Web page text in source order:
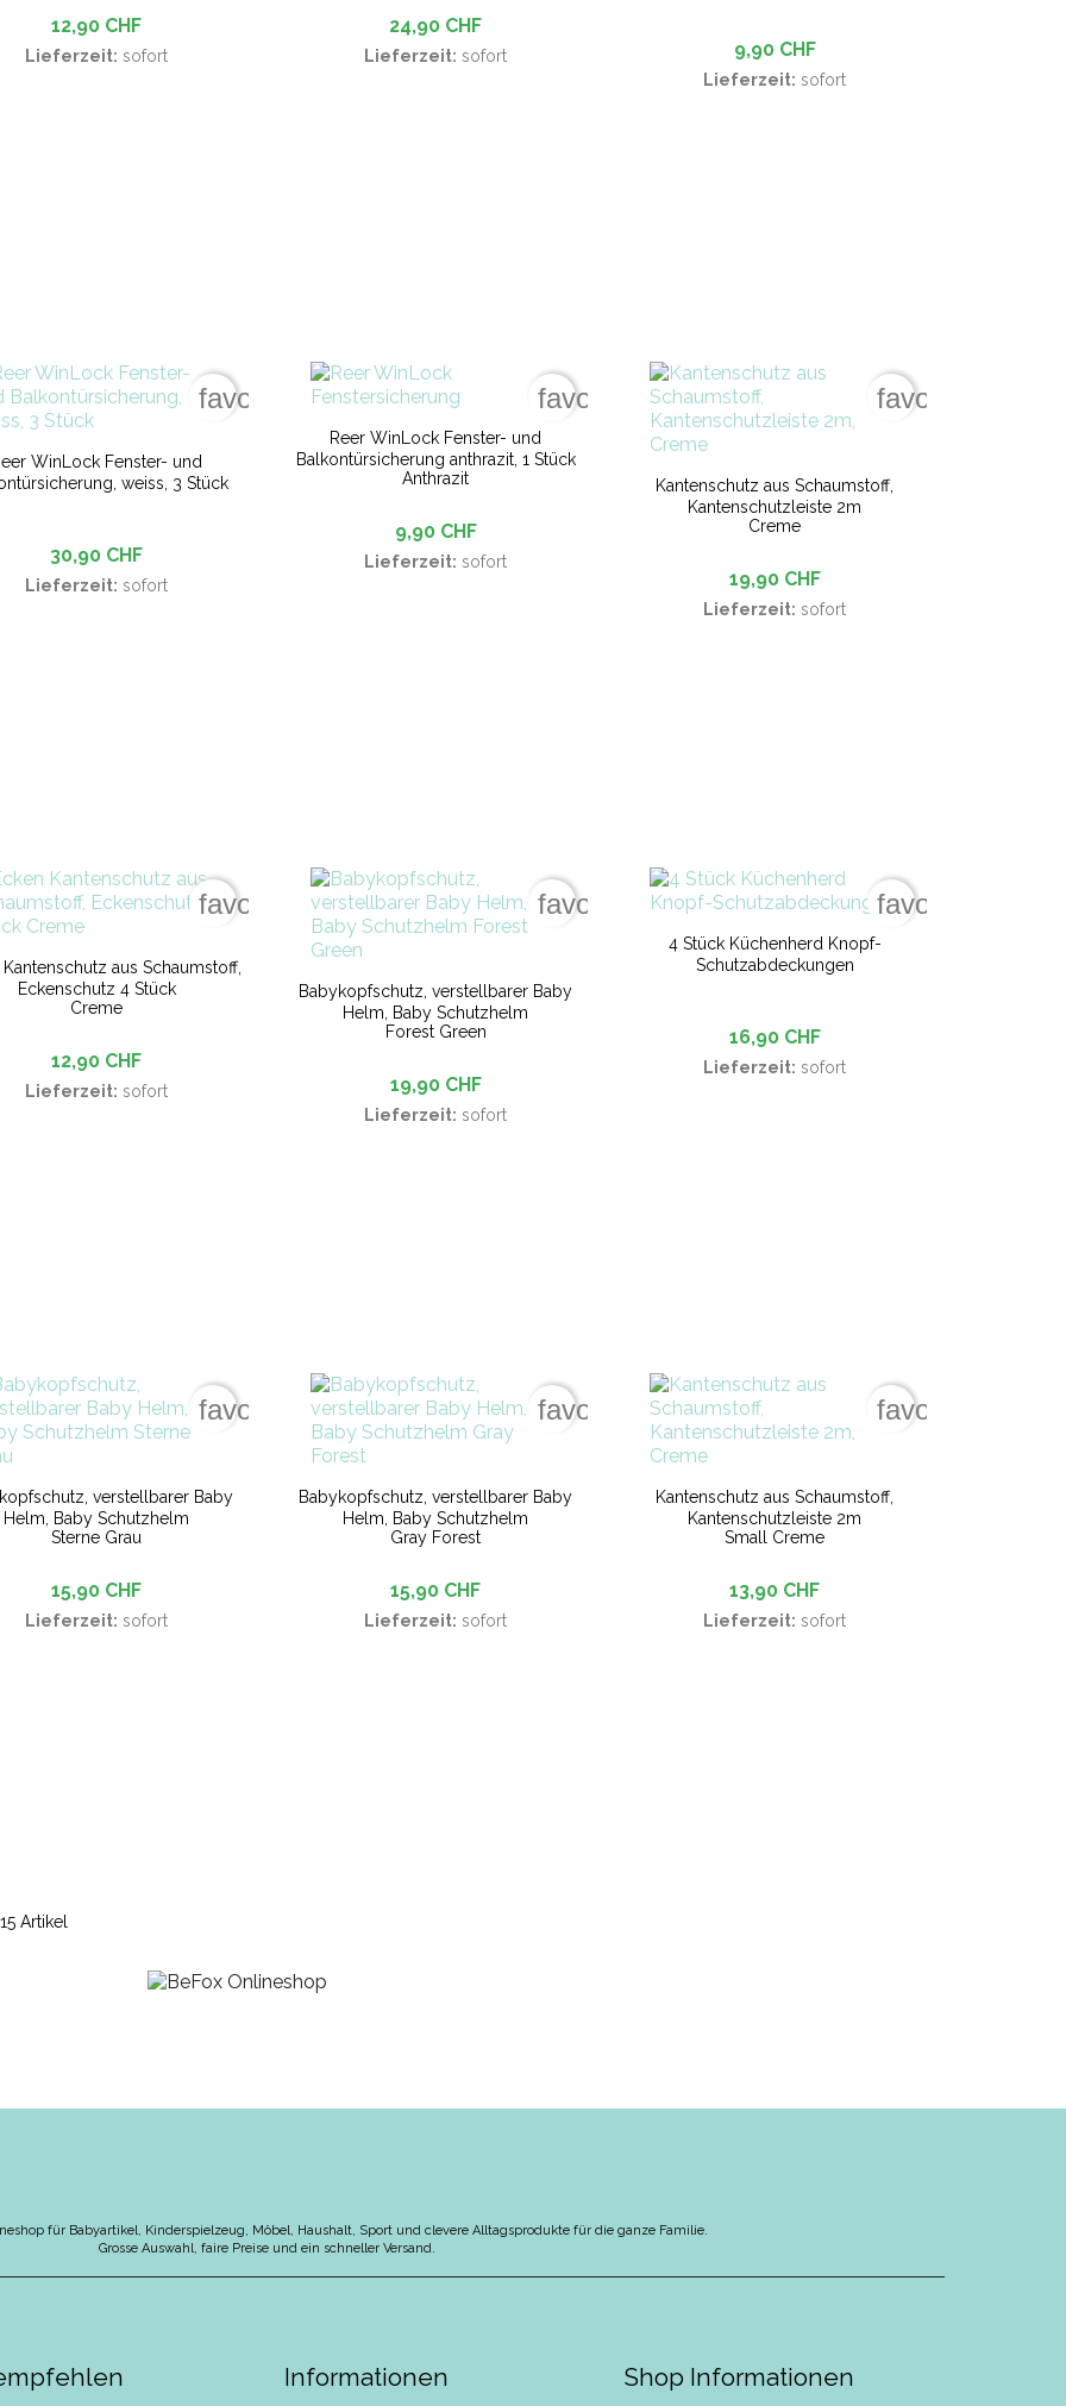
12,90 CHF
Lieferzeit: sofort
24,90 CHF
Lieferzeit: sofort 9,90 CHF
Lieferzeit: sofort
WinLock Fenster- und
weiss, 3 Stück
30,90 CHF
Lieferzeit: sofort
favorite_border
Reer WinLock Fenster- und
Balkontürsicherung anthrazit, 1 Stück
Anthrazit
9,90 CHF
Lieferzeit: sofort
favorite_border
Kantenschutz aus Schaumstoff,
Kantenschutzleiste 2m
Creme
19,90 CHF
Lieferzeit: sofort
favorite_border
aus Schaumstoff,
Eckenschutz 4 Stück
Creme
12,90 CHF
Lieferzeit: sofort
favorite_border
Babykopfschutz, verstellbarer Baby
Helm, Baby Schutzhelm
Forest Green
19,90 CHF
Lieferzeit: sofort
favorite_border
4 Stück Küchenherd Knopf-
Schutzabdeckungen
16,90 CHF
Lieferzeit: sofort
favorite_border
verstellbarer Baby
Helm, Baby Schutzhelm
Sterne Grau
15,90 CHF
Lieferzeit: sofort
favorite_border
Babykopfschutz, verstellbarer Baby
Helm, Baby Schutzhelm
Gray Forest
15,90 CHF
Lieferzeit: sofort
favorite_border
Kantenschutz aus Schaumstoff,
Kantenschutzleiste 2m
Small Creme
13,90 CHF
Lieferzeit: sofort
favorite_border
Artikel
für Babyartikel, Kinderspielzeug, Möbel, Haushalt, Sport und clevere Alltagsprodukte für die ganze Familie.
Grosse Auswahl, faire Preise und ein schneller Versand.
Informationen Shop Informationen